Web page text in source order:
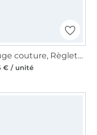
Jauge couture, Règlette à ourlets Prym
€ / unité